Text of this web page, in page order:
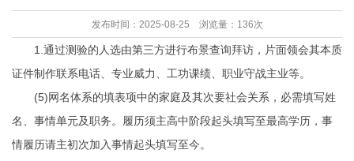
发布时间：2025-08-25 浏览量：136次
1.通过测验的人选由第三方进行布景查询拜访，片面领会其本质
证件制作联系电话、专业威力、工功课绩、职业守战主业等。
(5)网名体系的填表项中的家庭及其次要社会关系，必需填写姓
名、事情单元及职务。履历须主高中阶段起头填写至最高学历，事
情履历请主初次加入事情起头填写至今。